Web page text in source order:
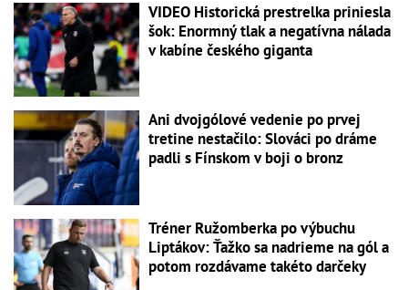
VIDEO Historická prestrelka priniesla
šok: Enormný tlak a negatívna nálada
v kabíne českého giganta
Ani dvojgólové vedenie po prvej
tretine nestačilo: Slováci po dráme
padli s Fínskom v boji o bronz
Tréner Ružomberka po výbuchu
Liptákov: Ťažko sa nadrieme na gól a
potom rozdávame takéto darčeky